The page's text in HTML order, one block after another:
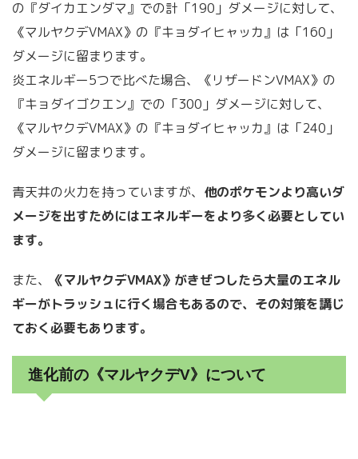
の『ダイカエンダマ』での計「190」ダメージに対して、
《マルヤクデVMAX》の『キョダイヒャッカ』は「160」
ダメージに留まります。
炎エネルギー5つで比べた場合、《リザードンVMAX》の
『キョダイゴクエン』での「300」ダメージに対して、
《マルヤクデVMAX》の『キョダイヒャッカ』は「240」
ダメージに留まります。
青天井の火力を持っていますが、 他のポケモンより高いダ
メージを出すためにはエネルギーをより多く必要としてい
ます。
また、
《マルヤクデVMAX》がきぜつしたら大量のエネル
ギーがトラッシュに行く場合もあるので、その対策を講じ
ておく必要もあります。
進化前の《マルヤクデV》について